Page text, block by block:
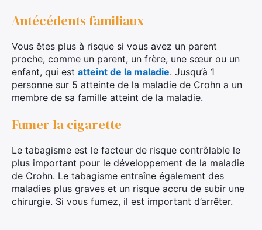
Antécédents familiaux
Vous êtes plus à risque si vous avez un parent
proche, comme un parent, un frère, une sœur ou un
enfant, qui est atteint de la maladie. Jusqu’à 1
personne sur 5 atteinte de la maladie de Crohn a un
membre de sa famille atteint de la maladie.
Fumer la cigarette
Le tabagisme est le facteur de risque contrôlable le
plus important pour le développement de la maladie
de Crohn. Le tabagisme entraîne également des
maladies plus graves et un risque accru de subir une
chirurgie. Si vous fumez, il est important d’arrêter.